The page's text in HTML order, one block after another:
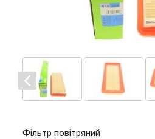
Фільтр повітряний